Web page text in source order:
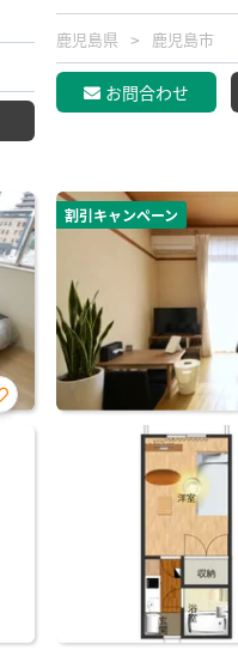
鹿児島県 鹿児島市
お問合わせ
割引キャンペーン